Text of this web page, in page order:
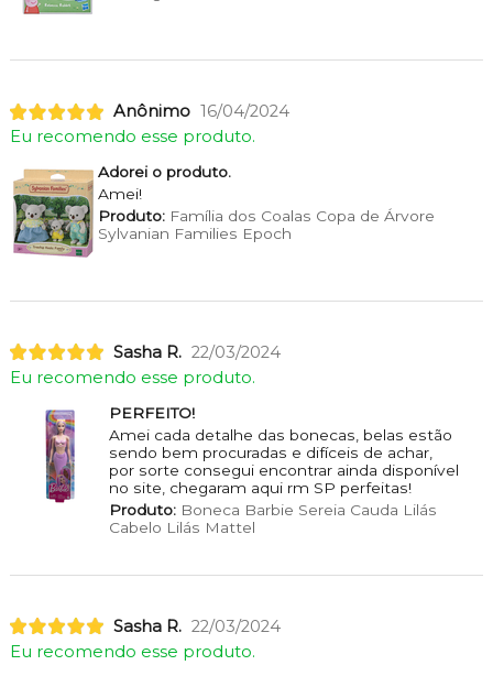
Anônimo 16/04/2024
Eu recomendo esse produto.
Adorei o produto.
Amei!
Produto:Família dos Coalas Copa de Árvore
Sylvanian Families Epoch
Sasha R. 22/03/2024
Eu recomendo esse produto.
PERFEITO!
Amei cada detalhe das bonecas, belas estão
sendo bem procuradas e difíceis de achar,
por sorte consegui encontrar ainda disponível
no site, chegaram aqui rm SP perfeitas!
Produto:Boneca Barbie Sereia Cauda Lilás
Cabelo Lilás Mattel
Sasha R. 22/03/2024
Eu recomendo esse produto.